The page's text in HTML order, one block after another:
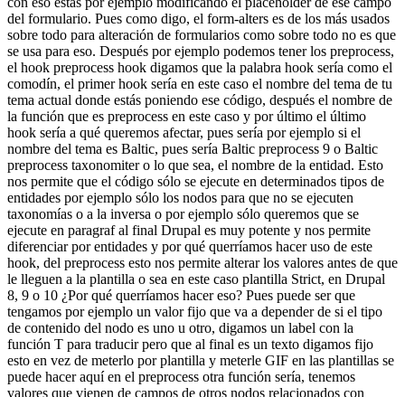
del formulario. Pues como digo, el form-alters es de los más usados
sobre todo para alteración de formularios como sobre todo no es que
se usa para eso. Después por ejemplo podemos tener los preprocess,
el hook preprocess hook digamos que la palabra hook sería como el
comodín, el primer hook sería en este caso el nombre del tema de tu
tema actual donde estás poniendo ese código, después el nombre de
la función que es preprocess en este caso y por último el último
hook sería a qué queremos afectar, pues sería por ejemplo si el
nombre del tema es Baltic, pues sería Baltic preprocess 9 o Baltic
preprocess taxonomiter o lo que sea, el nombre de la entidad. Esto
nos permite que el código sólo se ejecute en determinados tipos de
entidades por ejemplo sólo los nodos para que no se ejecuten
taxonomías o a la inversa o por ejemplo sólo queremos que se
ejecute en paragraf al final Drupal es muy potente y nos permite
diferenciar por entidades y por qué querríamos hacer uso de este
hook, del preprocess esto nos permite alterar los valores antes de que
le lleguen a la plantilla o sea en este caso plantilla Strict, en Drupal
8, 9 o 10 ¿Por qué querríamos hacer eso? Pues puede ser que
tengamos por ejemplo un valor fijo que va a depender de si el tipo
de contenido del nodo es uno u otro, digamos un label con la
función T para traducir pero que al final es un texto digamos fijo
esto en vez de meterlo por plantilla y meterle GIF en las plantillas se
puede hacer aquí en el preprocess otra función sería, tenemos
valores que vienen de campos de otros nodos relacionados con